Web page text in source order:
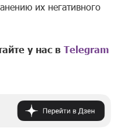
их негативного
у нас вTelegram